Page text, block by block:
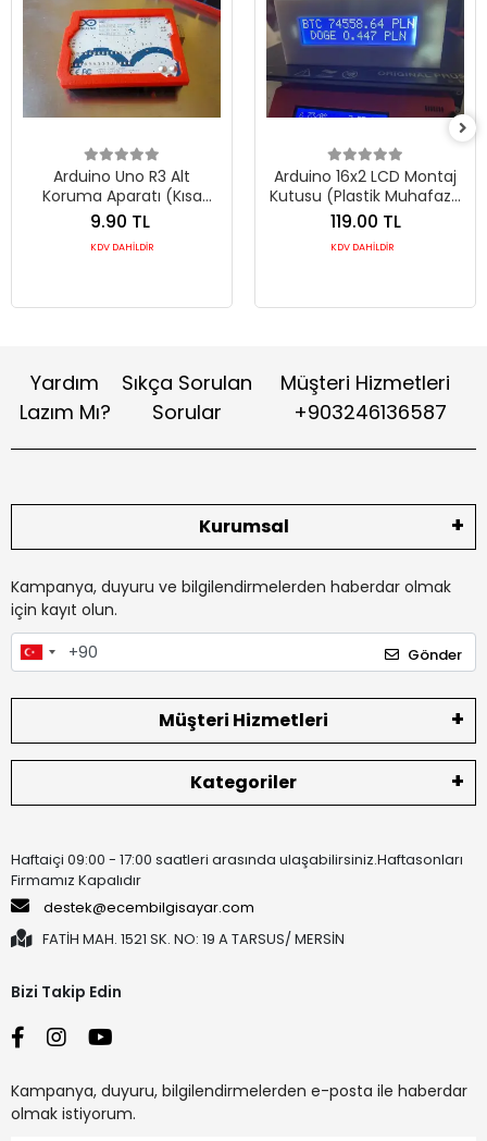
Arduino Uno R3 Alt
Koruma Aparatı (Kısa
Devre Önleyici Plastik
9.90 TL
KDV DAHİLDİR
Arduino 16x2 LCD Montaj
Kutusu (Plastik Muhafaza
– 60x60x140mm)
119.00 TL
KDV DAHİLDİR
Yardım
Lazım Mı?
Sıkça Sorulan
Sorular
Müşteri Hizmetleri
+903246136587
Kurumsal
Kampanya, duyuru ve bilgilendirmelerden haberdar olmak
için kayıt olun.
Gönder
Müşteri Hizmetleri
Kategoriler
Haftaiçi 09:00 - 17:00 saatleri arasında ulaşabilirsiniz.Haftasonları
Firmamız Kapalıdır
destek@ecembilgisayar.com
FATİH MAH. 1521 SK. NO: 19 A TARSUS/ MERSİN
Bizi Takip Edin
Kampanya, duyuru, bilgilendirmelerden e-posta ile haberdar
olmak istiyorum.